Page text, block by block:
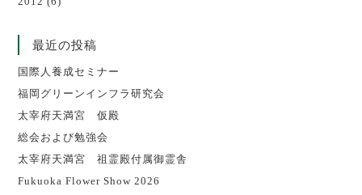
最近の投稿
国際人養成セミナー
福岡グリーンインフラ研究会
太宰府天満宮 仮殿
総会および勉強会
太宰府天満宮 祖霊殿付属御霊舎
Fukuoka Flower Show 2026